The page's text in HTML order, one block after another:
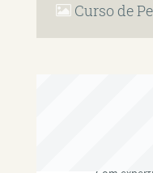
Curso de